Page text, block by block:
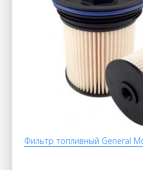
Фильтр топливный General